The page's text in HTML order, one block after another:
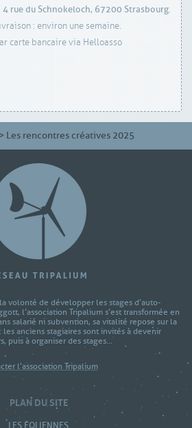
4 rue du Schnokeloch, 67200 Strasbourg.
: environ une semaine.
carte bancaire via Helloasso
> Les rencontres créatives 2025
volonté de développer les stages d’auto-
l’association Tripalium s’est transformée en
salarié ni subvention, sa vitalité repose sur la
les anciens stagiaires sont invités à devenir
puis à organiser des stages...
l'association Tripalium
PLAN DU SITE
LES ÉOLIENNES